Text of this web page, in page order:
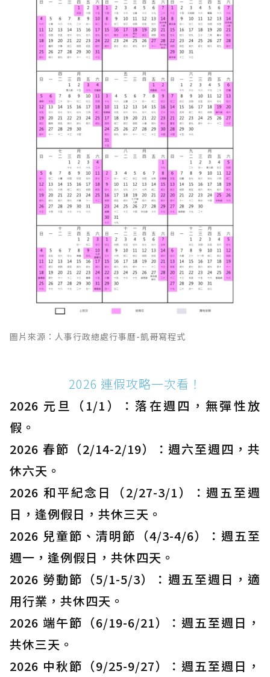
圖片來源：人事行政總處行事曆-凱哥寫程式
2026 連假攻略一次看！
2026 元旦（1/1）：落在週四，無彈性放
假。
2026 春節（2/14-2/19）：週六至週四，共
休六天。
2026 和平紀念日（2/27-3/1）：週五至週
日，逢例假日，共休三天。
2026 兒童節、清明節（4/3-4/6）：週五至
週一，逢例假日，共休四天。
2026 勞動節（5/1-5/3）：週五至週日，適
用行業，共休四天。
2026 端午節（6/19-6/21）：週五至週日，
共休三天。
2026 中秋節（9/25-9/27）：週五至週日，